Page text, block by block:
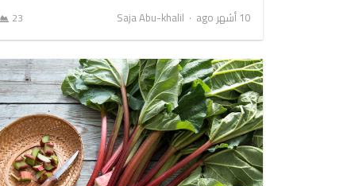
10 أشهر ago
Author
Saja Abu-khalil
23